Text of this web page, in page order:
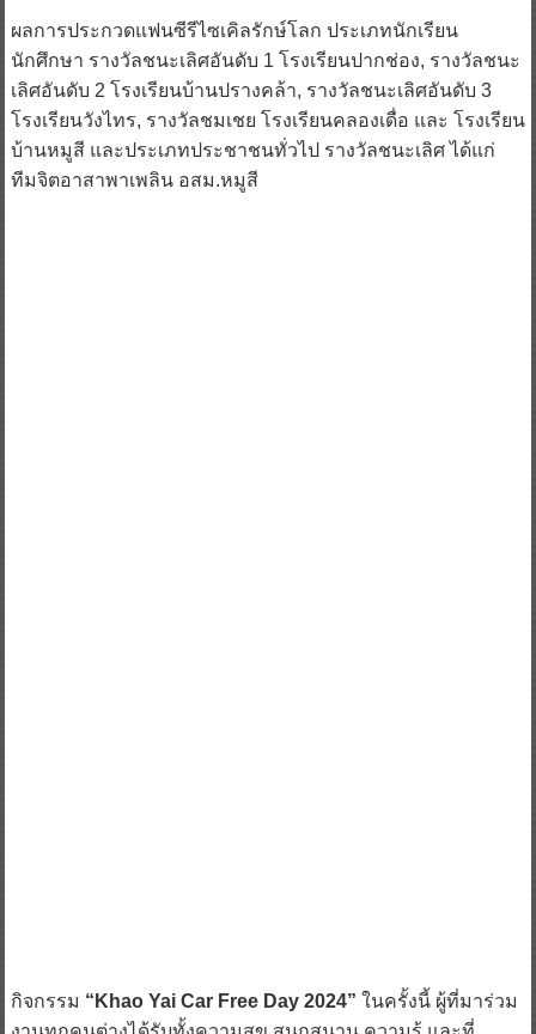
ผลการประกวดแฟนซีรีไซเคิลรักษ์โลก ประเภทนักเรียน
นักศึกษา รางวัลชนะเลิศอันดับ 1 โรงเรียนปากช่อง, รางวัลชนะ
เลิศอันดับ 2 โรงเรียนบ้านปรางคล้า, รางวัลชนะเลิศอันดับ 3
โรงเรียนวังไทร, รางวัลชมเชย โรงเรียนคลองเดื่อ และ โรงเรียน
บ้านหมูสี และประเภทประชาชนทั่วไป รางวัลชนะเลิศ ได้แก่
ทีมจิตอาสาพาเพลิน อสม.หมูสี
กิจกรรม “Khao Yai Car Free Day 2024” ในครั้งนี้ ผู้ที่มาร่วม